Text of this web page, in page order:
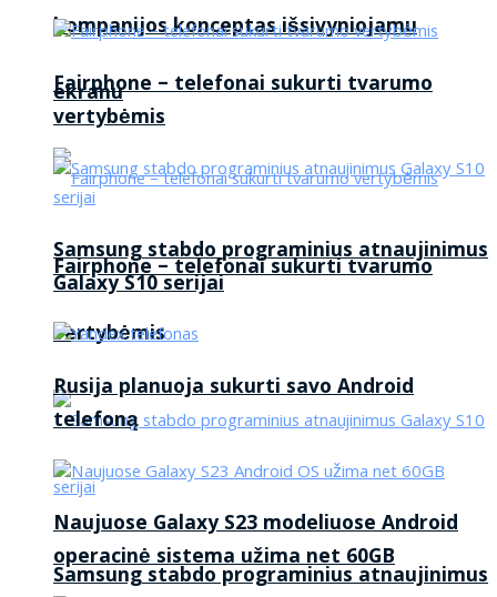
kompanijos konceptas išsivyniojamu
ekranu
Fairphone – telefonai sukurti tvarumo
vertybėmis
Samsung stabdo programinius atnaujinimus
Fairphone – telefonai sukurti tvarumo
vertybėmis
Samsung stabdo programinius atnaujinimus
Galaxy S10 serijai
Rusija planuoja sukurti savo Android
telefoną
Naujuose Galaxy S23 modeliuose Android
operacinė sistema užima net 60GB